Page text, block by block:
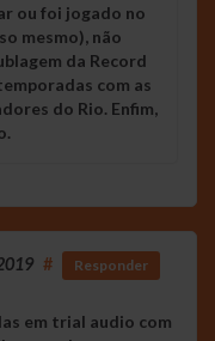
ou foi jogado no
mesmo), não
da Record
com as
do Rio. Enfim,
# Responder
em trial audio com